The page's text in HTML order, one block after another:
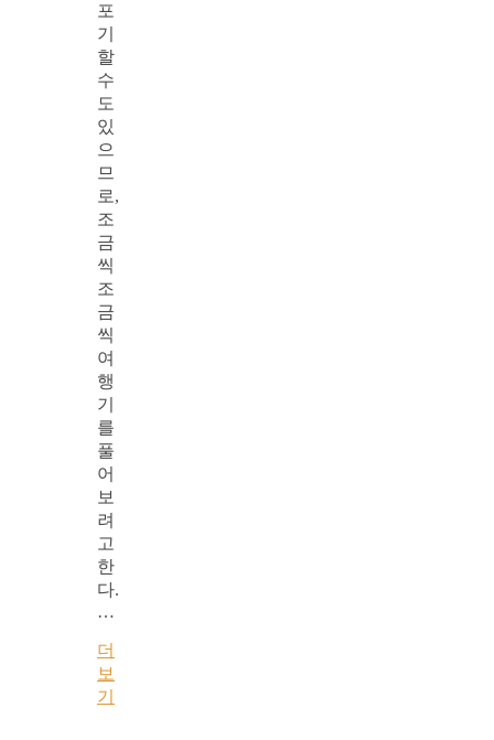
포
기
할
수
도
있
으
므
로,
조
금
씩
조
금
씩
여
행
기
를
풀
어
보
려
고
한
다.
…
더
보
기